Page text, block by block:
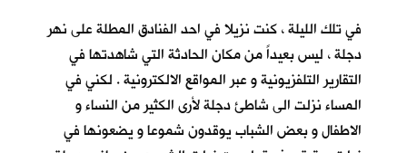
في تلك الليلة ، كنت نزيلا في احد الفنادق المطلة على نهر
دجلة ، ليس بعيداً من مكان الحادثة التي شاهدتها في
التقارير التلفزيونية و عبر المواقع الالكترونية . لكني في
المساء نزلت الى شاطئ دجلة لأرى الكثير من النساء و
الاطفال و بعض الشباب يوقدون شموعا و يضعونها في